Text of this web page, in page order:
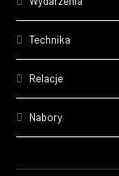
Technika
Relacje
Nabory